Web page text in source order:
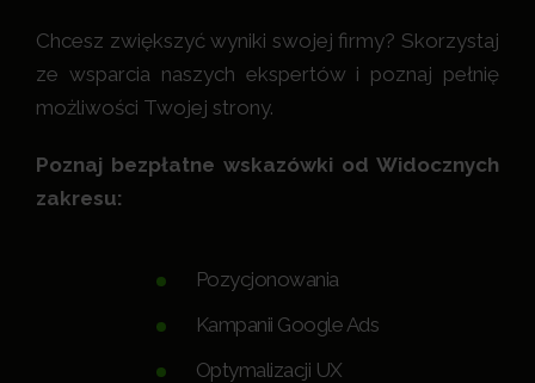
Chcesz zwiększyć wyniki swojej firmy? Skorzystaj
ze wsparcia naszych ekspertów i poznaj pełnię
możliwości Twojej strony.
Poznaj bezpłatne wskazówki od Widocznych
zakresu:
Pozycjonowania
Kampanii Google Ads
Optymalizacji UX